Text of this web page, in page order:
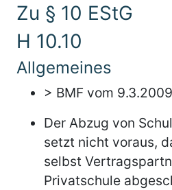
Zu § 10 EStG
H 10.10
Allgemeines
> BMF vom
Der Abzug von
setzt nicht voraus,
selbst
Privatschule